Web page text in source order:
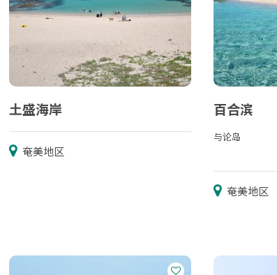
土盛海岸
奄美地区
百合滨
与论岛
奄美地区